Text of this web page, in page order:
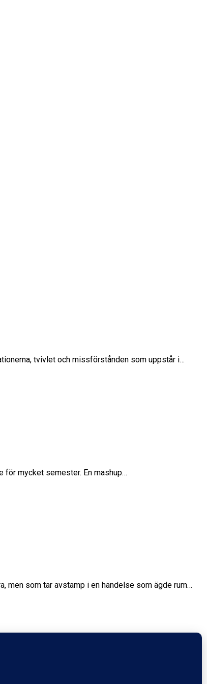
tvivlet och missförstånden som uppstår i…
för mycket semester. En mashup…
men som tar avstamp i en händelse som ägde rum…